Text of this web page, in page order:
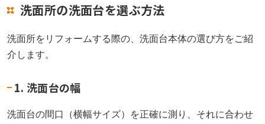
洗面所の洗面台を選ぶ方法
洗面所をリフォームする際の、洗面台本体の選び方をご紹
介します。
1. 洗面台の幅
洗面台の間口（横幅サイズ）を正確に測り、それに合わせ